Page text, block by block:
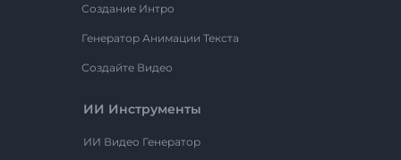
Создание Интро
Генератор Анимации Текста
Создайте Видео
ИИ Инструменты
ИИ Видео Генератор